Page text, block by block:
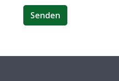
Senden